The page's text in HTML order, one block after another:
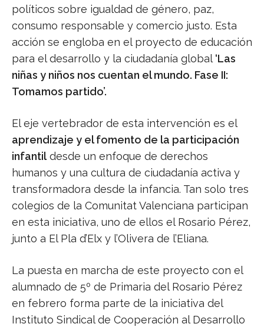
políticos sobre igualdad de género, paz,
consumo responsable y comercio justo. Esta
acción se engloba en el proyecto de educación
para el desarrollo y la ciudadanía global ‘Las
niñas y niños nos cuentan el mundo. Fase II:
Tomamos partido’.
El eje vertebrador de esta intervención es el
aprendizaje y el fomento de la participación
infantildesde un enfoque de derechos
humanos y una cultura de ciudadanía activa y
transformadora desde la infancia. Tan solo tres
colegios de la Comunitat Valenciana participan
en esta iniciativa, uno de ellos el Rosario Pérez,
junto a El Pla d’Elx y l’Olivera de l’Eliana.
La puesta en marcha de este proyecto con el
alumnado de 5º de Primaria del Rosario Pérez
en febrero forma parte de la iniciativa del
Instituto Sindical de Cooperación al Desarrollo